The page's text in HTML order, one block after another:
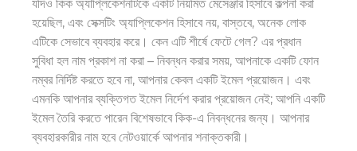
যদিও কিক অ্যাপ্লিকেশনটিকে একটি নিয়মিত মেসেঞ্জার হিসাবে কল্পনা করা
হয়েছিল, এবং সেক্সটিং অ্যাপ্লিকেশন হিসাবে নয়, বাস্তবে, অনেক লোক
এটিকে সেভাবে ব্যবহার করে। কেন এটি শীর্ষে ফেটে গেল? এর প্রধান
সুবিধা হল নাম প্রকাশ না করা – নিবন্ধন করার সময়, আপনাকে একটি ফোন
নম্বর নির্দিষ্ট করতে হবে না, আপনার কেবল একটি ইমেল প্রয়োজন। এবং
এমনকি আপনার ব্যক্তিগত ইমেল নির্দেশ করার প্রয়োজন নেই; আপনি একটি
ইমেল তৈরি করতে পারেন বিশেষভাবেকিক-এ নিবন্ধনের জন্য। আপনার
ব্যবহারকারীর নাম হবে নেটওয়ার্কে আপনার শনাক্তকারী।